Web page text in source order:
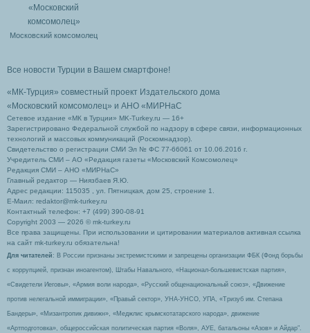
Московский комсомолец
Все новости Турции в Вашем смартфоне!
«МК-Турция» совместный проект Издательского дома
«Московский комсомолец» и АНО «МИРНаС
Сетевое издание «МК в Турции» MK-Turkey.ru — 16+
Зарегистрировано Федеральной службой по надзору в сфере связи, информационных
технологий и массовых коммуникаций (Роскомнадзор).
Свидетельство о регистрации СМИ Эл № ФС 77-66061 от 10.06.2016 г.
Учредитель СМИ – АО «Редакция газеты «Московский Комсомолец»
Редакция СМИ – АНО «МИРНаС»
Главный редактор — Ниязбаев Я.Ю.
Адрес редакции: 115035 , ул. Пятницкая, дом 25, строение 1.
Е-Маил: redaktor@mk-turkey.ru
Контактный телефон: +7 (499) 390-08-91
Copyright 2003 — 2026 © mk-turkey.ru
Все права защищены. При использовании и цитировании материалов активная ссылка
на сайт mk-turkey.ru обязательна!
Для читателей : В России признаны экстремистскими и запрещены организации ФБК (Фонд борьбы
с коррупцией, признан иноагентом), Штабы Навального, «Национал-большевистская партия»,
«Свидетели Иеговы», «Армия воли народа», «Русский общенациональный союз», «Движение
против нелегальной иммиграции», «Правый сектор», УНА-УНСО, УПА, «Тризуб им. Степана
Бандеры», «Мизантропик дивижн», «Меджлис крымскотатарского народа», движение
«Артподготовка», общероссийская политическая партия «Воля», АУЕ, батальоны «Азов» и Айдар″.